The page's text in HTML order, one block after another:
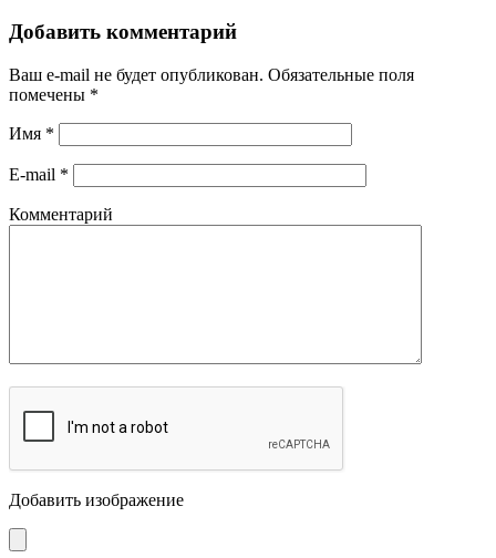
Добавить комментарий
Ваш e-mail не будет опубликован. Обязательные поля
помечены *
Имя *
E-mail *
Комментарий
Добавить изображение